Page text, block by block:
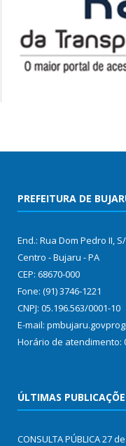
PREFEITURA DE
End.: Rua Dom Pedro II,
Centro - Bujaru - PA
CEP: 68670-000
Fone: (91) 3746-1221
CNPJ: 05.196.563/0001-10
E-mail:
Horário de atendimento:
ÚLTIMAS
CONSULTA PÚBLICA27